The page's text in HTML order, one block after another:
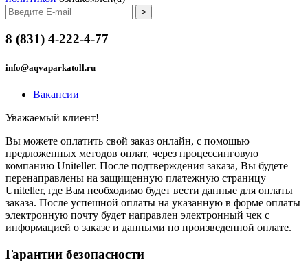
8 (831) 4-222-4-77
info@aqvaparkatoll.ru
Вакансии
Уважаемый клиент!
Вы можете оплатить свой заказ онлайн, с помощью
предложенных методов оплат, через процессинговую
компанию Uniteller. После подтверждения заказа, Вы будете
перенаправлены на защищенную платежную страницу
Uniteller, где Вам необходимо будет вести данные для оплаты
заказа. После успешной оплаты на указанную в форме оплаты
электронную почту будет направлен электронный чек с
информацией о заказе и данными по произведенной оплате.
Гарантии безопасности